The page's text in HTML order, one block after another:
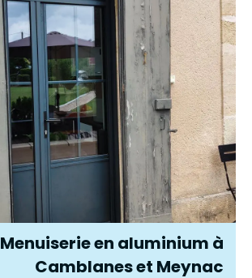
Menuiserie en aluminium à
Camblanes et Meynac